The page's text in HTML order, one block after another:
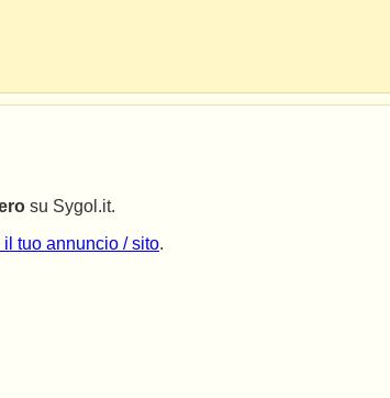
su Sygol.it.
tuo annuncio / sito.